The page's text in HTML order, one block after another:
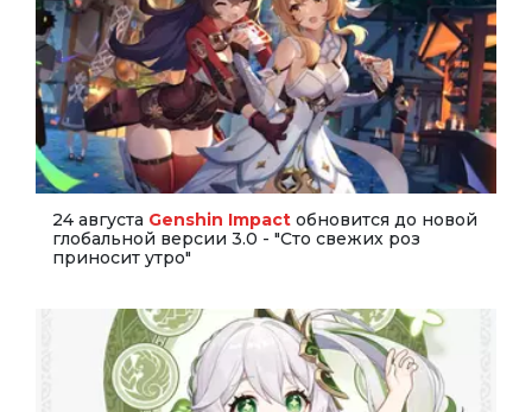
24 августа Genshin Impact обновится до новой
глобальной версии 3.0 - "Сто свежих роз
приносит утро"